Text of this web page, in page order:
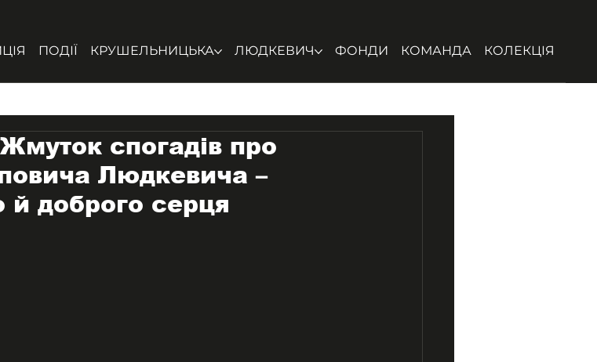
ПОДІЇ КРУШЕЛЬНИЦЬКА ЛЮДКЕВИЧ ФОНДИ КОМАНДА КОЛЕКЦІЯ
спогадів про
Людкевича –
й доброго серця